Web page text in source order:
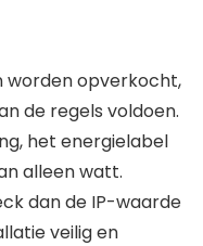
worden opverkocht,
de regels voldoen.
het energielabel
alleen watt.
dan de IP-waarde
veilig en